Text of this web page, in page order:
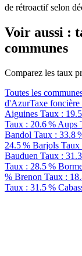
de rétroactif selon
Voir aussi :
communes
Comparez les taux
Toutes les
d'AzurTaxe foncière
Aiguines Taux :
Taux : 20.6 % Aups
Bandol Taux : 33.8
24.5 % Barjols Taux
Bauduen Taux :
Taux : 28.5 %
% Brenon Taux :
Taux : 31.5 %